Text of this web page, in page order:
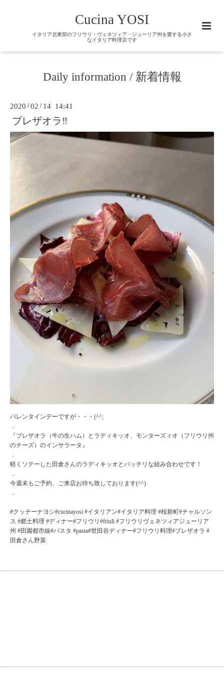
Cucina YOSI
イタリア北東部のフリウリ・ヴェネツィア・ジューリア州を愛する小さ
なイタリア料理店です
Daily information / 新着情報
2020 /02 / 14 14:41
ブレザオラ‼️
バレンタインデーですが・・・(^^;
．
『ブレザオラ（牛の生ハム）とラディキッオ、モンターズィオ（フリウリ州
のチーズ）のインサラータ』
．
軽くソテーした田倉さんのラディキッオとバッチリな組み合わせです！
．
今週末もご予約、ご来店お待ち致しております(^^)
．
#クッチーナヨシ#cucinayosi #イタリアン#イタリア料理 #桜新町#チャルソン
ス #郷土料理 #ディナー#フリウリ#friuli #フリウリヴェネツィアジューリア
州 #田園都市線#パスタ #pasta#世田谷ディナー#フリウリ料理#ブレザオラ #
田倉さん野菜